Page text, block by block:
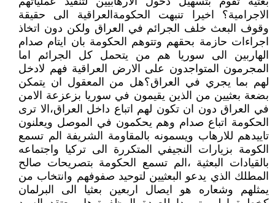
الاجرامية؟ اخيرا تنبهت الحكومةالعراقية الى حقيقة
وقوف البعث خلف الجرائم في العراق ولكن دون اتخاذ
اجراءات حازمة بحقهم وتتوهم الحكومة بان ايتام صدام
الهاربين الى سوريا هم من يتحمل كل الجرائم اما
المجرمون المتواجدون على الارض العراقية فهم لادخل
لهم بما يجري في العراق؟هل من المعقول ان يتمكن
بضعة بعثيين من الذين يقيمون في سوريا بزعزعة الامن
في العراق دون ان تكون لهم اتباع داخل العراق،الا ترى
الحكومة اتباع صدام وهم يحكمون في الموصل ويعلنون
تاييدهم للارهاب ويسمونه بالمقاومة الشريفة الم تسمع
الكومة بزيارات النجيفي المتكررة الى تركيا واجتماعه
بالقيادات البعثية ،الم تسمع الحكومة بتصريحات صالح
المطلك الذي يدعو البعثيين لتوحيد صفوفهم وانتخاب من
يمثلهم وشعاره هو ايصال اربعين بعثيا الى البرلمان